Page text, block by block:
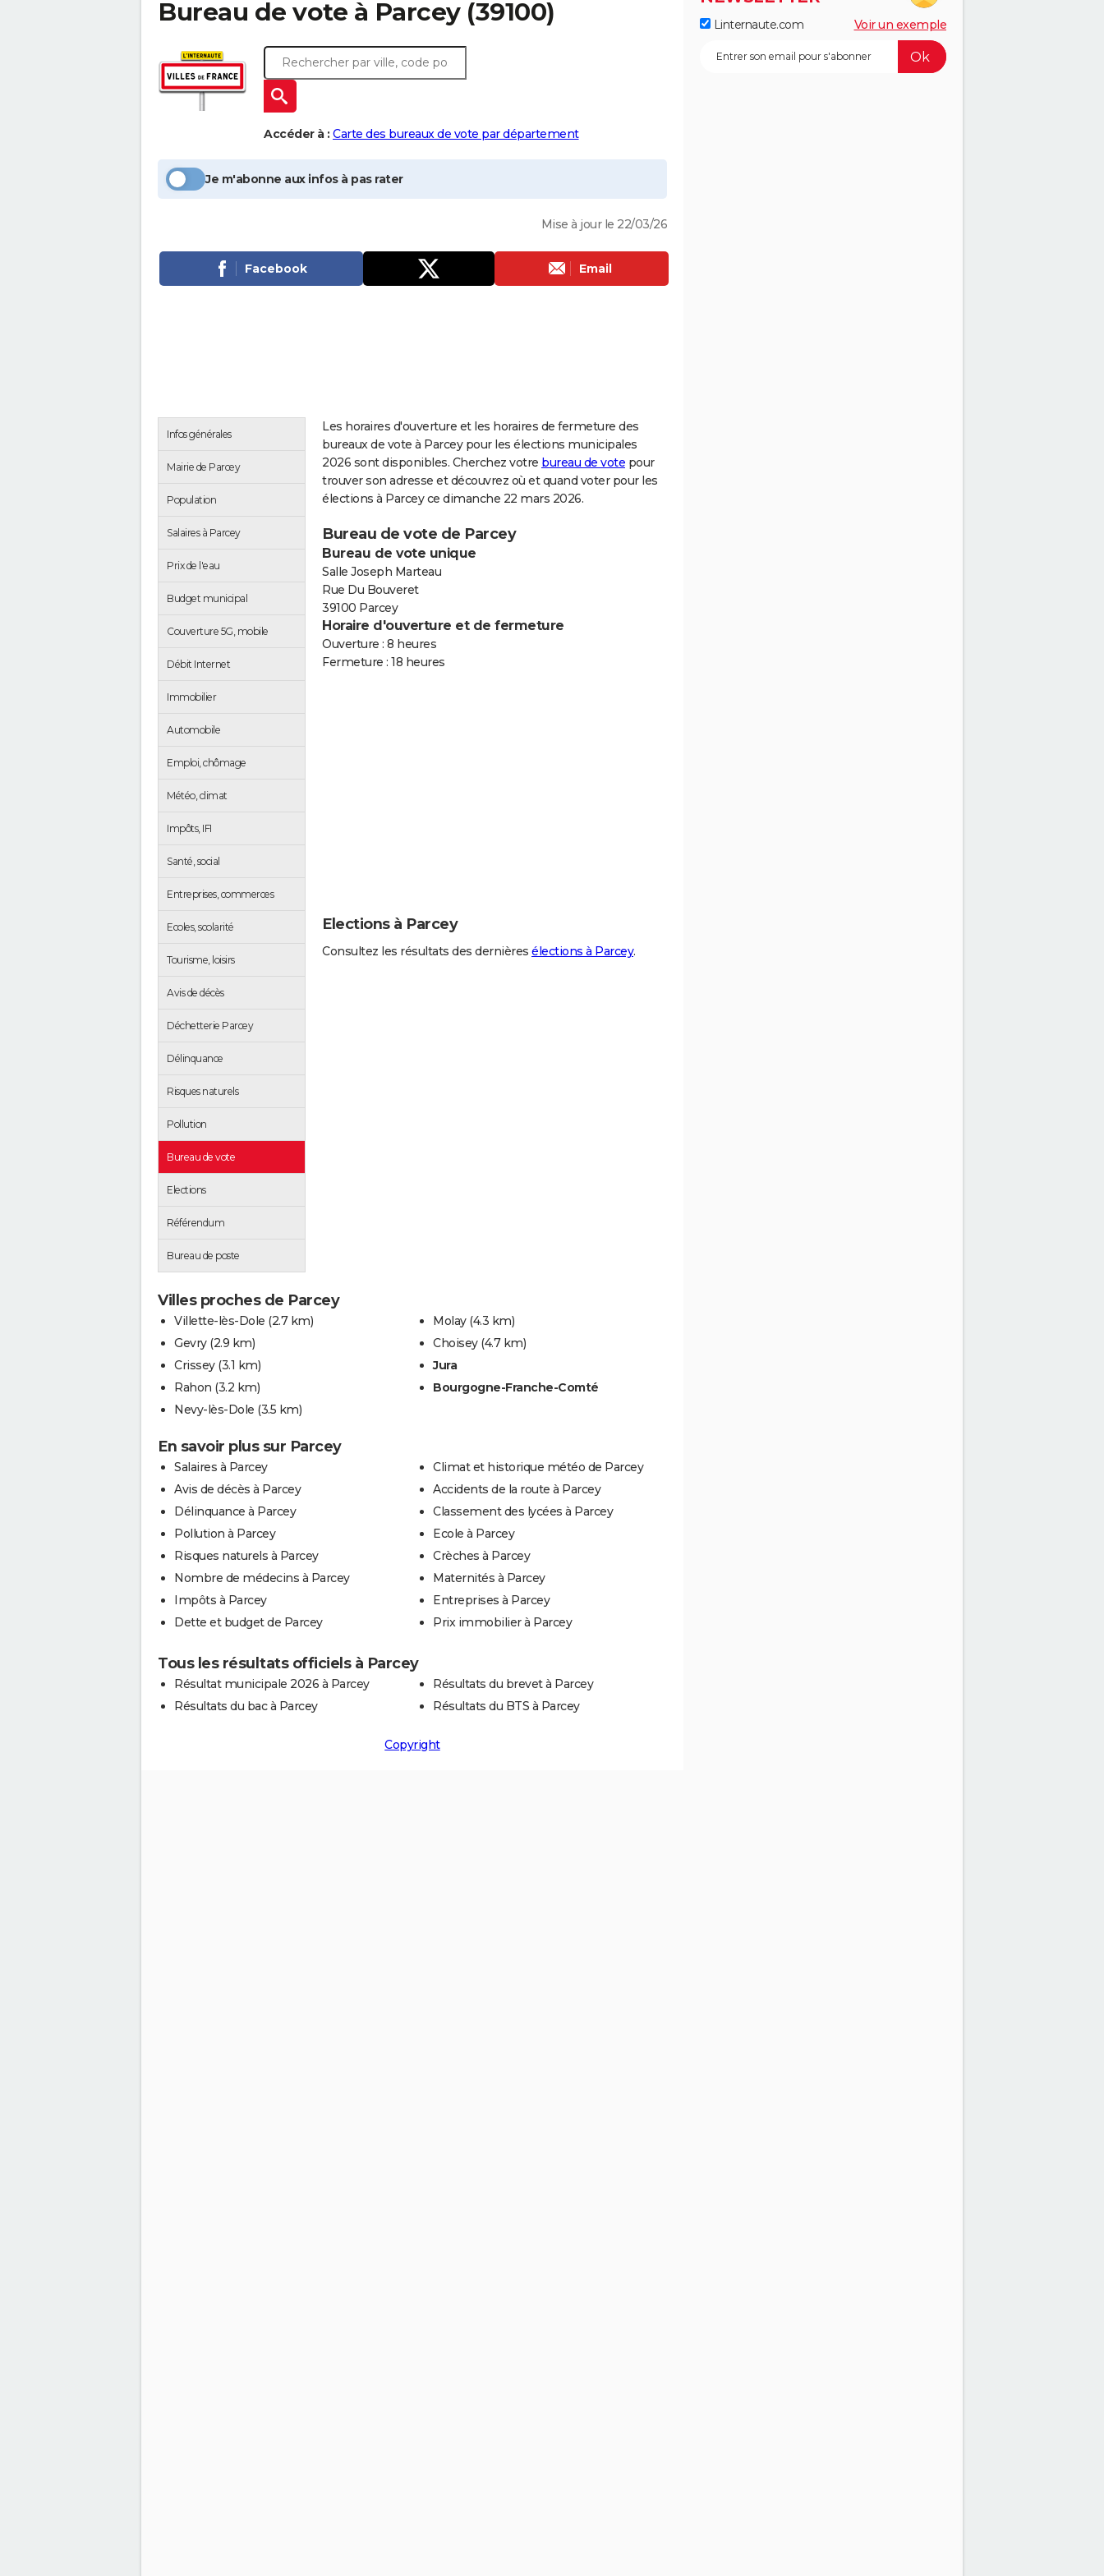
Bureau de vote à Parcey(39100)
Accéder à : Carte des bureaux de vote par département
Je m'abonne aux infos à pas rater
Mise à jour le 22/03/26
Facebook Email
Infos générales
Mairie de Parcey
Population
Salaires à Parcey
Prix de l'eau
Budget municipal
Couverture 5G, mobile
Débit Internet
Immobilier
Automobile
Emploi, chômage
Météo, climat
Impôts, IFI
Santé, social
Entreprises, commerces
Ecoles, scolarité
Tourisme, loisirs
Avis de décès
Déchetterie Parcey
Délinquance
Risques naturels
Pollution
Bureau de vote
Elections
Référendum
Bureau de poste
Les horaires d'ouverture et les horaires de fermeture des
bureaux de vote à Parcey pour les élections municipales
2026 sont disponibles. Cherchez votre bureau de vote pour
trouver son adresse et découvrez où et quand voter pour les
élections à Parcey ce dimanche 22 mars 2026.
Bureau de vote de Parcey
Bureau de vote unique
Salle Joseph Marteau
Rue Du Bouveret
39100 Parcey
Horaire d'ouverture et de fermeture
Ouverture : 8 heures
Fermeture : 18 heures
Elections à Parcey
Consultez les résultats des dernières élections à Parcey.
Villes proches de Parcey
Villette-lès-Dole (2.7 km)
Gevry (2.9 km)
Crissey (3.1 km)
Rahon (3.2 km)
Nevy-lès-Dole (3.5 km)
Molay (4.3 km)
Choisey (4.7 km)
Jura
Bourgogne-Franche-Comté
En savoir plus sur Parcey
Salaires à Parcey
Avis de décès à Parcey
Délinquance à Parcey
Pollution à Parcey
Risques naturels à Parcey
Nombre de médecins à Parcey
Impôts à Parcey
Dette et budget de Parcey
Climat et historique météo de Parcey
Accidents de la route à Parcey
Classement des lycées à Parcey
Ecole à Parcey
Crèches à Parcey
Maternités à Parcey
Entreprises à Parcey
Prix immobilier à Parcey
Tous les résultats officiels à Parcey
Résultat municipale 2026 à Parcey
Résultats du bac à Parcey
Résultats du brevet à Parcey
Résultats du BTS à Parcey
Copyright
Linternaute.com Voir un exemple